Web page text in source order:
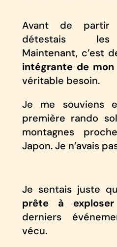
Avant de partir
détestais les
Maintenant, c’est
intégrante de mon
véritable besoin.
Je me souviens
première rando
montagnes
Japon. Je n’avais
Je sentais juste
prête à exploser
derniers
vécu.